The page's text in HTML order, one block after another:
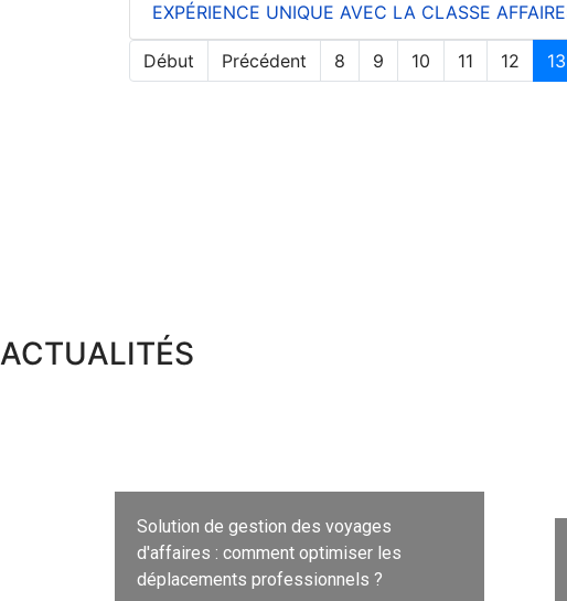
EXPÉRIENCE UNIQUE AVEC LA CLASSE
Début Précédent 8 9 10 11 12 13
ACTUALITÉS
Solution de gestion des voyages
d'affaires : comment optimiser les
déplacements professionnels ?